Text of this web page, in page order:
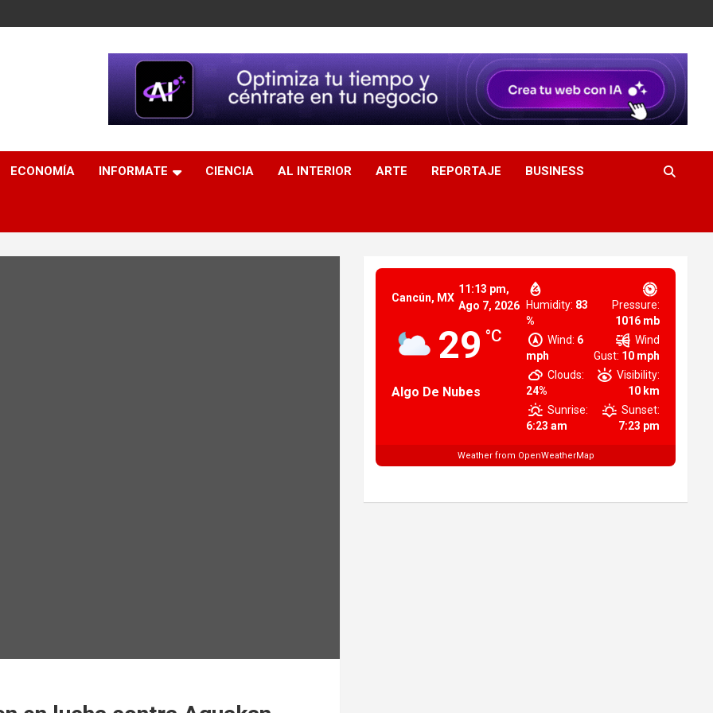
ECONOMÍA INFORMATE CIENCIA AL INTERIOR ARTE REPORTAJE BUSINESS
Cancún, MX
11:13 pm,
Ago 7, 2026
29 °C
Algo De Nubes
Humidity: 83
%
Pressure:
1016 mb
Wind: 6
mph
Wind
Gust: 10 mph
Clouds:
24%
Visibility:
10 km
Sunrise:
6:23 am
Sunset:
7:23 pm
Weather from OpenWeatherMap